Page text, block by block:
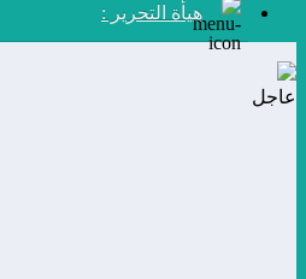
هيأة التحرير :
عاجل